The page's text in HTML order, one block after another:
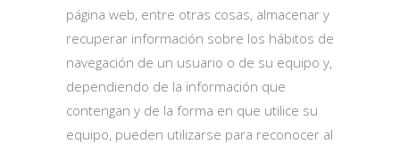
página web, entre otras cosas, almacenar y
recuperar información sobre los hábitos de
navegación de un usuario o de su equipo y,
dependiendo de la información que
contengan y de la forma en que utilice su
equipo, pueden utilizarse para reconocer al